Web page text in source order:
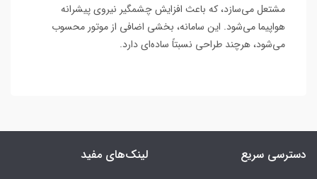
مشتعل می‌سازد، که باعث افزایش چشمگیر نیروی پیشرانه
هواپیما می‌شود. این سامانه، بخشی اضافی از موتور محسوب
می‌شود، هرچند طراحی نسبتاً ساده‌ای دارد.
دسترسی سریع لینک‌های مفید